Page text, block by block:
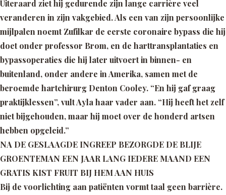
Uiteraard ziet hij gedurende zijn lange carrière veel
veranderen in zijn vakgebied. Als een van zijn persoonlijke
mijl­palen noemt Zufilkar de eerste coronaire bypass die hij
doet onder professor Brom, en de harttransplantaties en
bypassoperaties die hij later uitvoert in binnen- en
buitenland, onder andere in Amerika, samen met de
beroemde hartchirurg Denton Cooley. “En hij gaf graag
praktijk­lessen”, vult Ayla haar vader aan. “Hij heeft het zelf
niet bijgehouden, maar hij moet over de honderd artsen
hebben opgeleid.”
NA DE GESLAAGDE INGREEP BEZORGDE DE BLIJE
GROENTEMAN EEN JAAR LANG IEDERE MAAND EEN
GRATIS KIST FRUIT BIJ HEM AAN HUIS
Bij de voorlichting aan patiënten vormt taal geen barrière.